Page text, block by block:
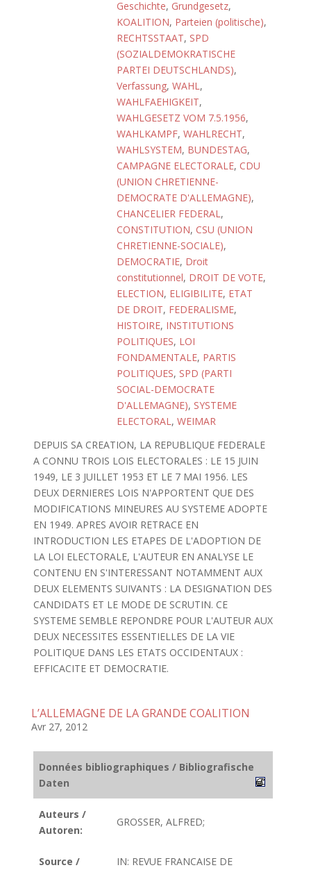
Geschichte, Grundgesetz,
KOALITION, Parteien (politische),
RECHTSSTAAT, SPD
(SOZIALDEMOKRATISCHE
PARTEI DEUTSCHLANDS),
Verfassung, WAHL,
WAHLFAEHIGKEIT,
WAHLGESETZ VOM 7.5.1956,
WAHLKAMPF, WAHLRECHT,
WAHLSYSTEM, BUNDESTAG,
CAMPAGNE ELECTORALE, CDU
(UNION CHRETIENNE-
DEMOCRATE D'ALLEMAGNE),
CHANCELIER FEDERAL,
CONSTITUTION, CSU (UNION
CHRETIENNE-SOCIALE),
DEMOCRATIE, Droit
constitutionnel, DROIT DE VOTE,
ELECTION, ELIGIBILITE, ETAT
DE DROIT, FEDERALISME,
HISTOIRE, INSTITUTIONS
POLITIQUES, LOI
FONDAMENTALE, PARTIS
POLITIQUES, SPD (PARTI
SOCIAL-DEMOCRATE
D'ALLEMAGNE), SYSTEME
ELECTORAL, WEIMAR
DEPUIS SA CREATION, LA REPUBLIQUE FEDERALE
A CONNU TROIS LOIS ELECTORALES : LE 15 JUIN
1949, LE 3 JUILLET 1953 ET LE 7 MAI 1956. LES
DEUX DERNIERES LOIS N'APPORTENT QUE DES
MODIFICATIONS MINEURES AU SYSTEME ADOPTE
EN 1949. APRES AVOIR RETRACE EN
INTRODUCTION LES ETAPES DE L'ADOPTION DE
LA LOI ELECTORALE, L'AUTEUR EN ANALYSE LE
CONTENU EN S'INTERESSANT NOTAMMENT AUX
DEUX ELEMENTS SUIVANTS : LA DESIGNATION DES
CANDIDATS ET LE MODE DE SCRUTIN. CE
SYSTEME SEMBLE REPONDRE POUR L'AUTEUR AUX
DEUX NECESSITES ESSENTIELLES DE LA VIE
POLITIQUE DANS LES ETATS OCCIDENTAUX :
EFFICACITE ET DEMOCRATIE.
L’ALLEMAGNE DE LA GRANDE COALITION
Avr 27, 2012
Données bibliographiques / Bibliografische
Daten
Auteurs /
Autoren:
GROSSER, ALFRED;
Source /
IN: REVUE FRANCAISE DE